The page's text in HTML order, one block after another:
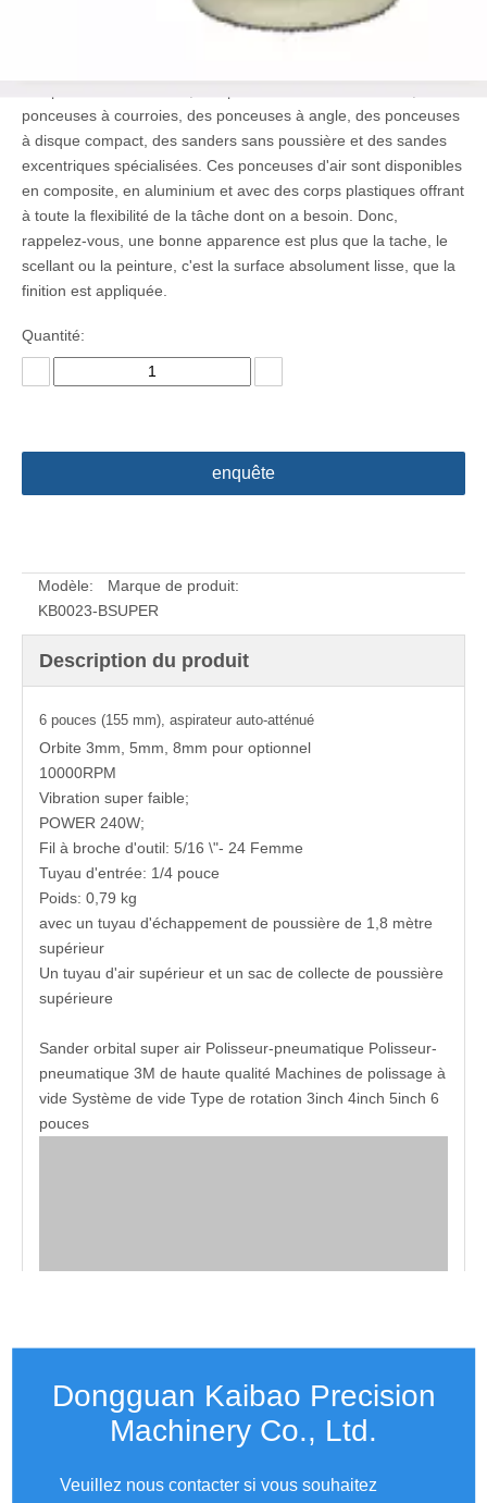
extrêmement intensives de main-d'œuvre. Le choix de la bonne
ponceuse d'air peut donc être un épargnant de temps énorme.
ponceuses à courroies, des ponceuses à angle, des ponceuses
à disque compact, des sanders sans poussière et des sandes
excentriques spécialisées. Ces ponceuses d'air sont disponibles
en composite, en aluminium et avec des corps plastiques offrant
à toute la flexibilité de la tâche dont on a besoin. Donc,
rappelez-vous, une bonne apparence est plus que la tache, le
scellant ou la peinture, c'est la surface absolument lisse, que la
finition est appliquée.
Quantité:
enquête
Modèle:
KB0023-B
Marque de produit:
SUPER
Description du produit
6 pouces (155 mm), aspirateur auto-atténué
Orbite 3mm, 5mm, 8mm pour optionnel
10000RPM
Vibration super faible;
POWER 240W;
Fil à broche d'outil: 5/16 \"- 24 Femme
Tuyau d'entrée: 1/4 pouce
Poids: 0,79 kg
avec un tuyau d'échappement de poussière de 1,8 mètre
supérieur
Un tuyau d'air supérieur et un sac de collecte de poussière
supérieure
Sander orbital super air Polisseur-pneumatique Polisseur-
pneumatique 3M de haute qualité Machines de polissage à
vide Système de vide Type de rotation 3inch 4inch 5inch 6
pouces
Dongguan Kaibao Precision
Machinery Co., Ltd.​​​​​​​
Veuillez nous contacter si vous souhaitez